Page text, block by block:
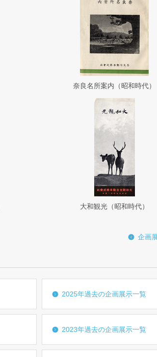
奈良名所案内（昭和時代）
大和観光（昭和時代）
企画
2025年過去の企画展示一覧
2023年過去の企画展示一覧